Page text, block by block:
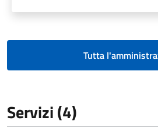
Tutta
Servizi (4)